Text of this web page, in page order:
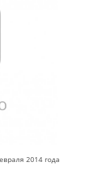
2014 года